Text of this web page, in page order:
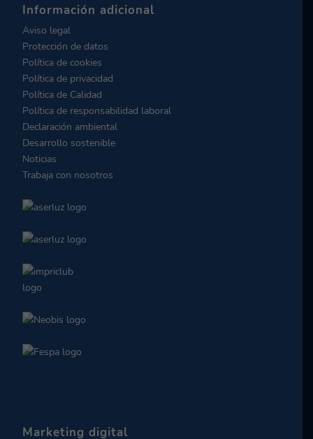
Información adicional
Aviso legal
Protección de datos
Política de cookies
Política de privacidad
Política de Calidad
Política de responsabilidad laboral
Declaración ambiental
Desarrollo sostenible
Noticias
Trabaja con nosotros
Marketing digital